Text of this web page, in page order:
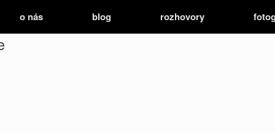
o nás blog rozhovory